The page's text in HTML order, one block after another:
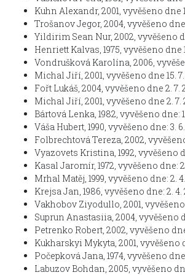
Kuhn Alexandr, 2001, vyvěšeno dne
Trošanov Jegor, 2004, vyvěšeno dne
Yildirim Sean Nur, 2002, vyvěšeno
Henriett Kalvas, 1975, vyvěšeno dne
Vondrušková Karolína, 2006,
Michal Jiří, 2001, vyvěšeno dne 15.
Fořt Lukáš, 2004, vyvěšeno dne 2. 7.
Michal Jiří, 2001, vyvěšeno dne 2. 7.
Bártová Lenka, 1982, vyvěšeno dne:
Váša Hubert, 1990, vyvěšeno dne: 3.
Folbrechtová Tereza, 2002,
Vyazovets Kristina, 1992, vyvěšeno
Kasal Jaromír, 1972, vyvěšeno dne:
Mrhal Matěj, 1999, vyvěšeno dne: 2.
Krejsa Jan, 1986, vyvěšeno dne: 2. 4.
Vakhobov Ziyodullo, 2001, vyvěšeno
Suprun Anastasiia, 2004, vyvěšeno
Petrenko Robert, 2002, vyvěšeno
Kukharskyi Mykyta, 2001, vyvěšeno
Počepková Jana, 1974, vyvěšeno dne:
Labuzov Bohdan, 2005, vyvěšeno